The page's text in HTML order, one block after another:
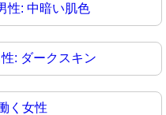
性: 中暗い肌色
: ダークスキン
く女性